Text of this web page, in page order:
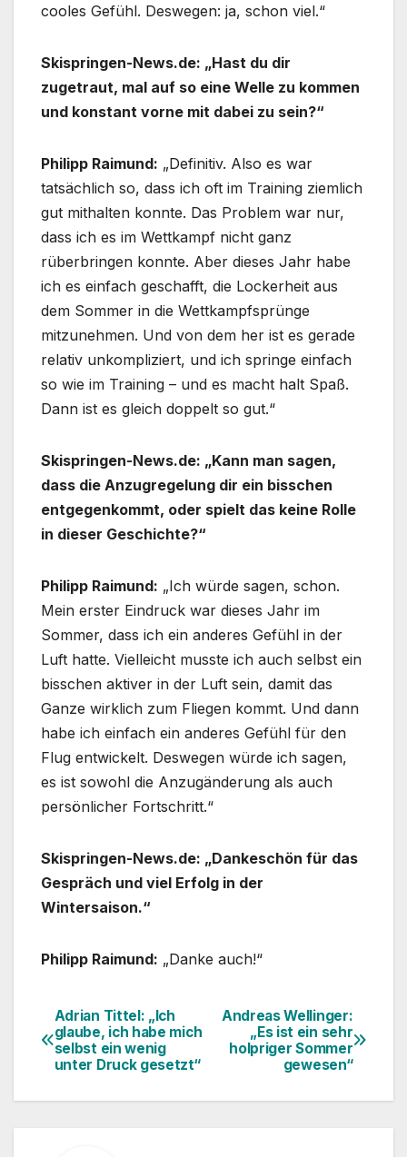
cooles Gefühl. Deswegen: ja, schon viel.“
Skispringen-News.de: „Hast du dir
zugetraut, mal auf so eine Welle zu kommen
und konstant vorne mit dabei zu sein?“
Philipp Raimund: „Definitiv. Also es war
tatsächlich so, dass ich oft im Training ziemlich
gut mithalten konnte. Das Problem war nur,
dass ich es im Wettkampf nicht ganz
rüberbringen konnte. Aber dieses Jahr habe
ich es einfach geschafft, die Lockerheit aus
dem Sommer in die Wettkampfsprünge
mitzunehmen. Und von dem her ist es gerade
relativ unkompliziert, und ich springe einfach
so wie im Training – und es macht halt Spaß.
Dann ist es gleich doppelt so gut.“
Skispringen-News.de: „Kann man sagen,
dass die Anzugregelung dir ein bisschen
entgegenkommt, oder spielt das keine Rolle
in dieser Geschichte?“
Philipp Raimund: „Ich würde sagen, schon.
Mein erster Eindruck war dieses Jahr im
Sommer, dass ich ein anderes Gefühl in der
Luft hatte. Vielleicht musste ich auch selbst ein
bisschen aktiver in der Luft sein, damit das
Ganze wirklich zum Fliegen kommt. Und dann
habe ich einfach ein anderes Gefühl für den
Flug entwickelt. Deswegen würde ich sagen,
es ist sowohl die Anzugänderung als auch
persönlicher Fortschritt.“
Skispringen-News.de: „Dankeschön für das
Gespräch und viel Erfolg in der
Wintersaison.“
Philipp Raimund: „Danke auch!“
Beitragsnavigation
Andreas Wellinger:
„Es ist ein sehr
holpriger Sommer
gewesen“
Adrian Tittel: „Ich
glaube, ich habe mich
selbst ein wenig
unter Druck gesetzt“